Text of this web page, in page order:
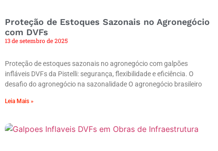
Proteção de Estoques Sazonais no Agronegócio
com DVFs
13 de setembro de 2025
Proteção de estoques sazonais no agronegócio com galpões
infláveis DVFs da Pistelli: segurança, flexibilidade e eficiência. O
desafio do agronegócio na sazonalidade O agronegócio brasileiro
Leia Mais »